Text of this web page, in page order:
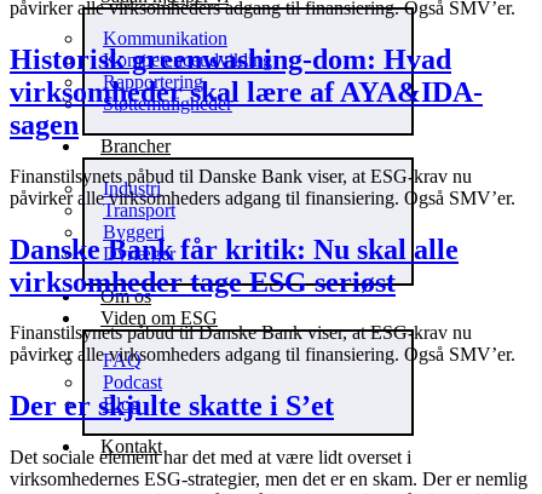
Kommunikation
Kompetenceudvikling
Rapportering
Støttemuligheder
Brancher
Industri
Transport
Byggeri
Dyrlæger
Om os
Viden om ESG
FAQ
Podcast
Blog
Kontakt
påvirker alle virksomheders adgang til finansiering. Også SMV’er.
Historisk greenwashing-dom: Hvad
virksomheder skal lære af AYA&IDA-
sagen
Finanstilsynets påbud til Danske Bank viser, at ESG-krav nu
påvirker alle virksomheders adgang til finansiering. Også SMV’er.
Danske Bank får kritik: Nu skal alle
virksomheder tage ESG seriøst
Finanstilsynets påbud til Danske Bank viser, at ESG-krav nu
påvirker alle virksomheders adgang til finansiering. Også SMV’er.
Der er skjulte skatte i S’et
Det sociale element har det med at være lidt overset i
virksomhedernes ESG-strategier, men det er en skam. Der er nemlig